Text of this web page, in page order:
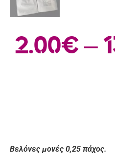
2.00€ –
Βελόνες μονές 0,25 πάχος.